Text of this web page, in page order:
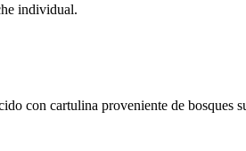
individual.
con cartulina proveniente de bosques